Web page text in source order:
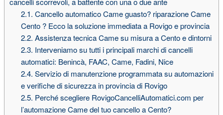
2.1. Cancello automatico Came guasto? riparazione Came
Cento ? Ecco la soluzione immediata a Rovigo e provincia
2.2. Assistenza tecnica Came su misura a Cento e dintorni
2.3. Interveniamo su tutti i principali marchi di cancelli
automatici: Benincà, FAAC, Came, Fadini, Nice
2.4. Servizio di manutenzione programmata su automazioni
e verifiche di sicurezza in provincia di Rovigo
2.5. Perché scegliere RovigoCancelliAutomatici.com per
l’automazione Came del tuo cancello a Cento?